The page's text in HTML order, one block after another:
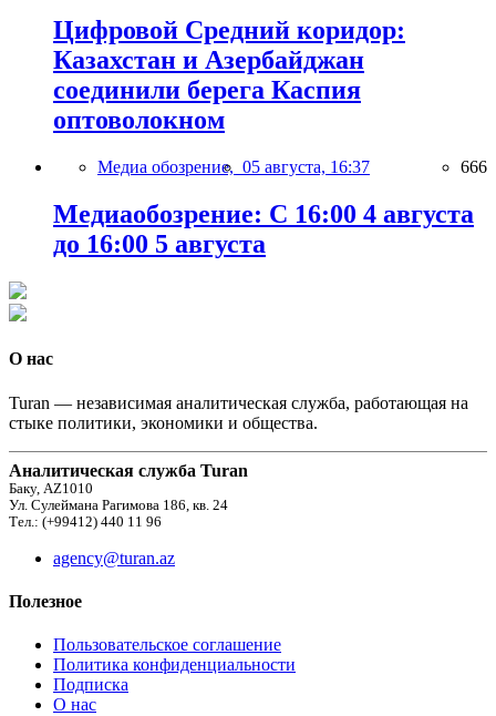
Цифровой Средний коридор:
Казахстан и Азербайджан
соединили берега Каспия
оптоволокном
Медиа обозрение, 05 августа, 16:37 666
Медиаобозрение: С 16:00 4 августа
до 16:00 5 августа
О нас
Turan — независимая аналитическая служба, работающая на
стыке политики, экономики и общества.
Аналитическая служба Turan
Баку, AZ1010
Ул. Сулеймана Рагимова 186, кв. 24
Тел.: (+99412) 440 11 96
agency@turan.az
Полезное
Пользовательское соглашение
Политика конфиденциальности
Подписка
О нас